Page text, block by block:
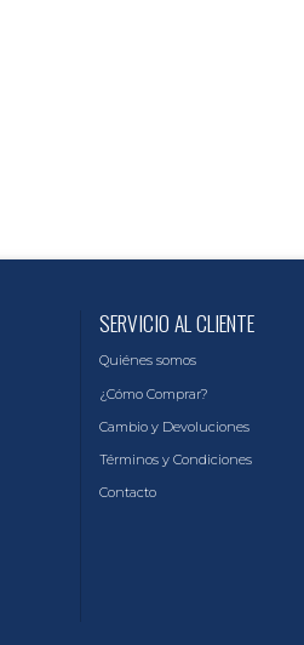
SERVICIO AL CLIENTE
Quiénes somos
¿Cómo Comprar?
Cambio y Devoluciones
Términos y Condiciones
Contacto